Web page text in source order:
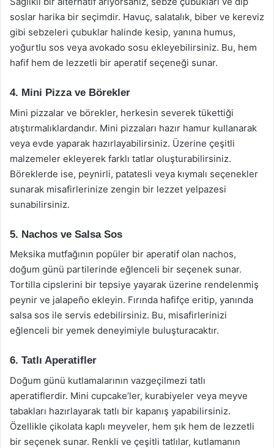
soslar harika bir seçimdir. Havuç, salatalık, biber ve kereviz
gibi sebzeleri çubuklar halinde kesip, yanına humus,
yoğurtlu sos veya avokado sosu ekleyebilirsiniz. Bu, hem
hafif hem de lezzetli bir aperatif seçeneği sunar.
4. Mini Pizza ve Börekler
Mini pizzalar ve börekler, herkesin severek tükettiği
atıştırmalıklardandır. Mini pizzaları hazır hamur kullanarak
veya evde yaparak hazırlayabilirsiniz. Üzerine çeşitli
malzemeler ekleyerek farklı tatlar oluşturabilirsiniz.
Böreklerde ise, peynirli, patatesli veya kıymalı seçenekler
sunarak misafirlerinize zengin bir lezzet yelpazesi
sunabilirsiniz.
5. Nachos ve Salsa Sos
Meksika mutfağının popüler bir aperatif olan nachos,
doğum günü partilerinde eğlenceli bir seçenek sunar.
Tortilla cipslerini bir tepsiye yayarak üzerine rendelenmiş
peynir ve jalapeño ekleyin. Fırında hafifçe eritip, yanında
salsa sos ile servis edebilirsiniz. Bu, misafirlerinizi
eğlenceli bir yemek deneyimiyle buluşturacaktır.
6. Tatlı Aperatifler
Doğum günü kutlamalarının vazgeçilmezi tatlı
aperatiflerdir. Mini cupcake’ler, kurabiyeler veya meyve
tabakları hazırlayarak tatlı bir kapanış yapabilirsiniz.
Özellikle çikolata kaplı meyveler, hem şık hem de lezzetli
bir seçenek sunar. Renkli ve çeşitli tatlılar, kutlamanın